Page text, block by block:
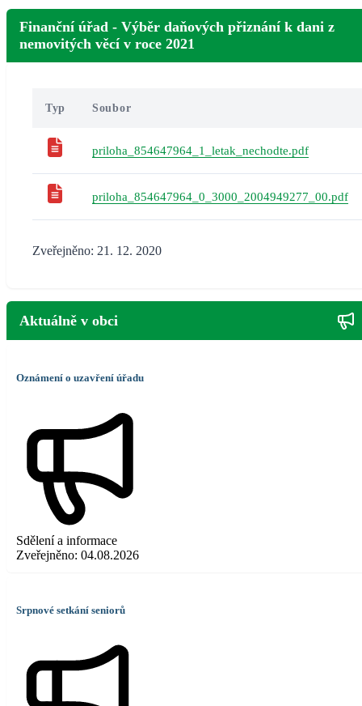
Finanční úřad - Výběr daňových přiznání k dani z
nemovitých věcí v roce 2021
Typ Soubor
priloha_854647964_1_letak_nechodte.pdf
priloha_854647964_0_3000_2004949277_00.pdf
Zveřejněno: 21. 12. 2020
Aktuálně v obci
Oznámení o uzavření úřadu
Sdělení a informace
Zveřejněno: 04.08.2026
Srpnové setkání seniorů